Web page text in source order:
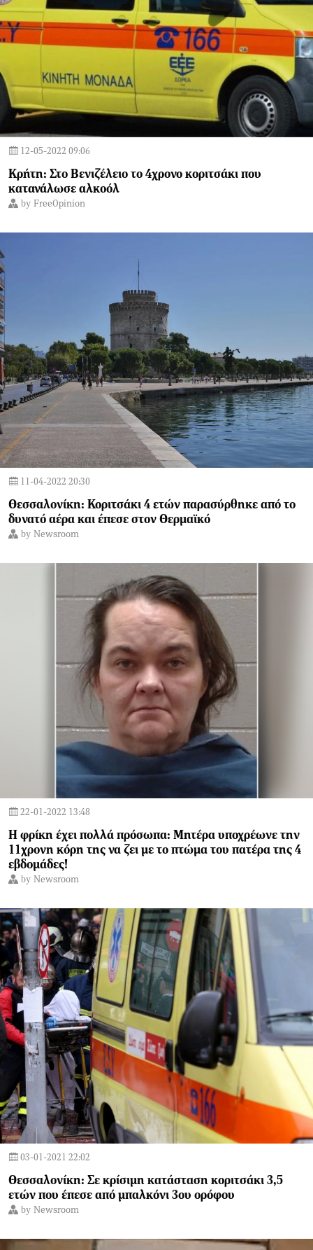
12-05-2022 09:06
Κρήτη: Στο Βενιζέλειο το 4χρονο κοριτσάκι που
κατανάλωσε αλκοόλ
by FreeOpinion
11-04-2022 20:30
Θεσσαλονίκη: Κοριτσάκι 4 ετών παρασύρθηκε από το
δυνατό αέρα και έπεσε στον Θερμαϊκό
by Newsroom
22-01-2022 13:48
Η φρίκη έχει πολλά πρόσωπα: Μητέρα υποχρέωνε την
11χρονη κόρη της να ζει με το πτώμα του πατέρα της 4
εβδομάδες!
by Newsroom
03-01-2021 22:02
Θεσσαλονίκη: Σε κρίσιμη κατάσταση κοριτσάκι 3,5
ετών που έπεσε από μπαλκόνι 3ου ορόφου
by Newsroom